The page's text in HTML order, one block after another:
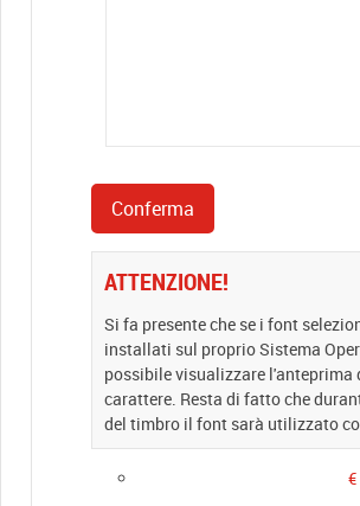
ATTENZIONE!
Si fa presente che se i font
installati sul proprio Sistema
possibile visualizzare l'anteprima
carattere. Resta di fatto che
del timbro il font sarà utilizzato
€